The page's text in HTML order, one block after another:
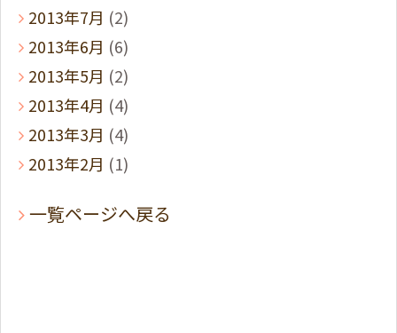
2013年7月 (2)
2013年6月 (6)
2013年5月 (2)
2013年4月 (4)
2013年3月 (4)
2013年2月 (1)
一覧ページへ戻る